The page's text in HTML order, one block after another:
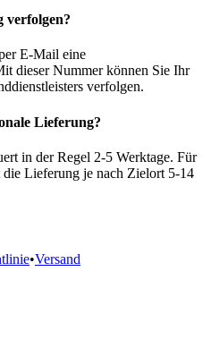
verfolgen?
E-Mail eine
dieser Nummer können Sie Ihr
verfolgen.
Lieferung?
in der Regel 2-5 Werktage. Für
Lieferung je nach Zielort 5-14
•Versand